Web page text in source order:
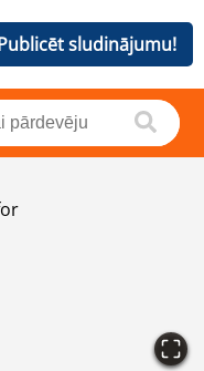
sludinājumu!